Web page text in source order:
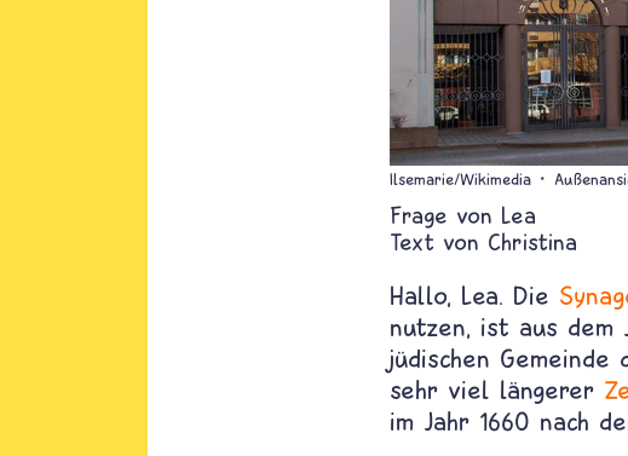
Ilsemarie/Wikimedia
Lea
Text von Christina
Hallo, Lea. Die
nutzen, ist aus dem
jüdischen
sehr viel längerer
im Jahr 1660 nach